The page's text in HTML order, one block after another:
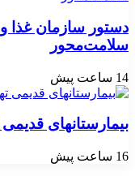
سلامت‌محور
14 ساعت پیش
بیمارستانهای
16 ساعت پیش